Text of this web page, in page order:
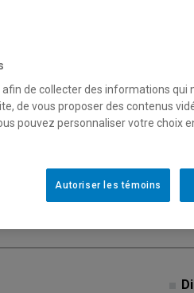
Art
Horaire - Été 2026
de collecter des informations
de vous proposer des contenus
pouvez personnaliser votre choix
Autoriser les témoins